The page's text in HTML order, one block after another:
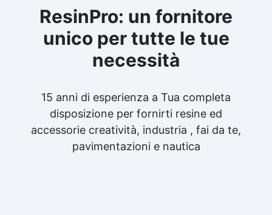
ResinPro: un fornitore
unico per tutte le tue
necessità
15 anni di esperienza a Tua completa
disposizione per fornirti resine ed
accessorie creatività, industria , fai da te,
pavimentazioni e nautica